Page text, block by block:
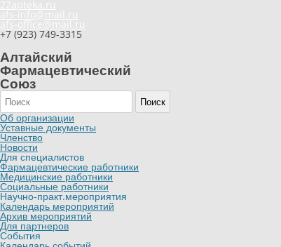
22apteka.ru
afs-info@mail.ru
afs-office@mail.ru
+7 (923) 749-3315
Алтайский
Фармацевтический
Союз
Поиск
Об организации
Уставные документы
Членство
Новости
Для специалистов
Фармацевтические работники
Медицинские работники
Социальные работники
Научно-практ.мероприятия
Календарь мероприятий
Архив мероприятий
Для партнеров
События